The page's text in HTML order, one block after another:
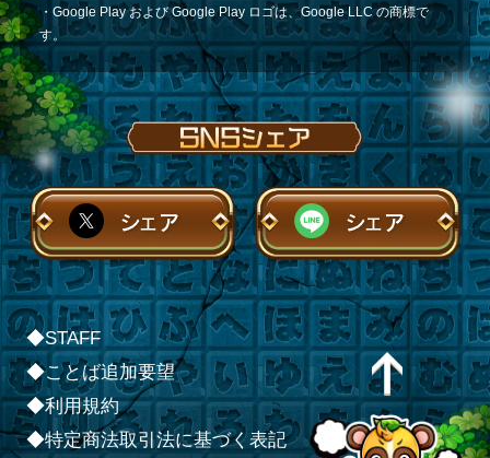
・Google Play および Google Play ロゴは、Google LLC の商標で
す。
シェア シェア
◆STAFF
◆ことば追加要望
◆利用規約
◆特定商法取引法に基づく表記